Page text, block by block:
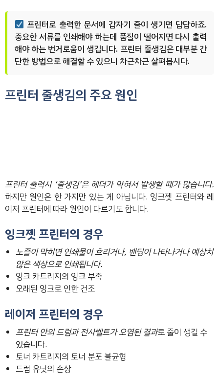
프린터로 출력한 문서에 갑자기 줄이 생기면 답답하죠.
중요한 서류를 인쇄해야 하는데 품질이 떨어지면 다시 출력
해야 하는 번거로움이 생깁니다. 프린터 줄생김은 대부분 간
단한 방법으로 해결할 수 있으니 차근차근 살펴봅시다.
프린터 줄생김의 주요 원인
프린터 출력시 ‘줄생김’은 헤더가 막혀서 발생할 때가 많습니다.
하지만 원인은 한 가지만 있는 게 아닙니다. 잉크젯 프린터와 레
이저 프린터에 따라 원인이 다르기도 합니다.
잉크젯 프린터의 경우
노즐이 막히면 인쇄물이 흐리거나, 밴딩이 나타나거나 예상치
않은 색상으로 인쇄됩니다.
잉크 카트리지의 잉크 부족
오래된 잉크로 인한 건조
레이저 프린터의 경우
프린터 안의 드럼과 전사벨트가 오염된 결과로 줄이 생길 수
있습니다.
토너 카트리지의 토너 분포 불균형
드럼 유닛의 손상